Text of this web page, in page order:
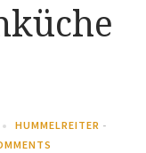
HUMMELREITER -